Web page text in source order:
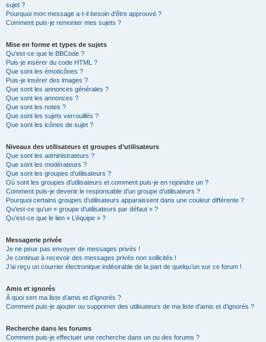
sujet ?
Pourquoi mon message a-t-il besoin d’être approuvé ?
Comment puis-je remonter mes sujets ?
Mise en forme et types de sujets
Qu’est-ce que le BBCode ?
Puis-je insérer du code HTML ?
Que sont les émoticônes ?
Puis-je insérer des images ?
Que sont les annonces générales ?
Que sont les annonces ?
Que sont les notes ?
Que sont les sujets verrouillés ?
Que sont les icônes de sujet ?
Niveaux des utilisateurs et groupes d’utilisateurs
Que sont les administrateurs ?
Que sont les modérateurs ?
Que sont les groupes d’utilisateurs ?
Où sont les groupes d’utilisateurs et comment puis-je en rejoindre un ?
Comment puis-je devenir le responsable d’un groupe d’utilisateurs ?
Pourquoi certains groupes d’utilisateurs apparaissent dans une couleur différente ?
Qu’est-ce qu’un « groupe d’utilisateurs par défaut » ?
Qu’est-ce que le lien « L’équipe » ?
Messagerie privée
Je ne peux pas envoyer de messages privés !
Je continue à recevoir des messages privés non sollicités !
J’ai reçu un courrier électronique indésirable de la part de quelqu’un sur ce forum !
Amis et ignorés
À quoi sert ma liste d’amis et d’ignorés ?
Comment puis-je ajouter ou supprimer des utilisateurs de ma liste d’amis et d’ignorés ?
Recherche dans les forums
Comment puis-je effectuer une recherche dans un ou des forums ?